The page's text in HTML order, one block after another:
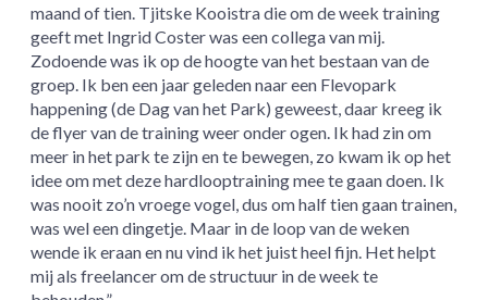
maand of tien. Tjitske Kooistra die om de week training
geeft met Ingrid Coster was een collega van mij.
Zodoende was ik op de hoogte van het bestaan van de
groep. Ik ben een jaar geleden naar een Flevopark
happening (de Dag van het Park) geweest, daar kreeg ik
de flyer van de training weer onder ogen. Ik had zin om
meer in het park te zijn en te bewegen, zo kwam ik op het
idee om met deze hardlooptraining mee te gaan doen. Ik
was nooit zo’n vroege vogel, dus om half tien gaan trainen,
was wel een dingetje. Maar in de loop van de weken
wende ik eraan en nu vind ik het juist heel fijn. Het helpt
mij als freelancer om de structuur in de week te